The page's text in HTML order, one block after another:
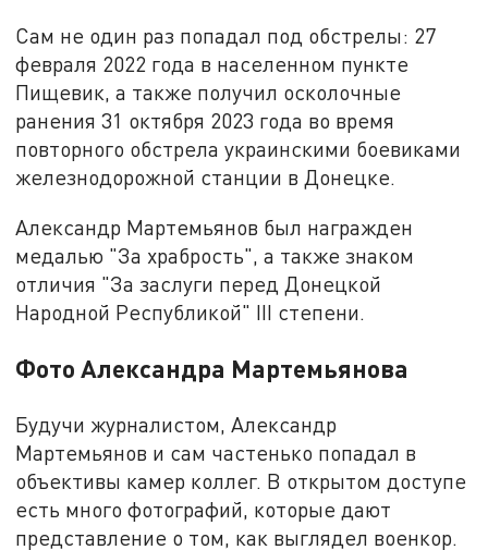
Сам не один раз попадал под обстрелы: 27
февраля 2022 года в населенном пункте
Пищевик, а также получил осколочные
ранения 31 октября 2023 года во время
повторного обстрела украинскими боевиками
железнодорожной станции в Донецке.
Александр Мартемьянов был награжден
медалью "За храбрость", а также знаком
отличия "За заслуги перед Донецкой
Народной Республикой" III степени.
Фото Александра Мартемьянова
Будучи журналистом, Александр
Мартемьянов и сам частенько попадал в
объективы камер коллег. В открытом доступе
есть много фотографий, которые дают
представление о том, как выглядел военкор.